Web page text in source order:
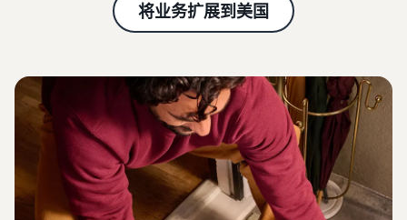
获得超过 $50,000 的
新卖家入门大礼包
通过抵免额度、奖励和专属
权益开始销售并节省成本
了解可选亚马逊服务的费用
预览销售费用、配送成本和
收入
创建有吸引力的商品
为您的商品添加 A+ 商品描
述以提高销量
多
服
亚马逊物流 (FBA)
外包配送、退货和客户服务
卖家大学
了解如何在亚马逊商城销售
商品
获取有关在亚马逊商城中销
售商品的电子商务提示和见
将业务扩展到美国